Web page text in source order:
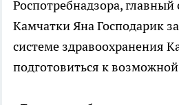
Роспотребнадзора,
Камчатки Яна Господарик
системе здравоохранения
подготовиться к